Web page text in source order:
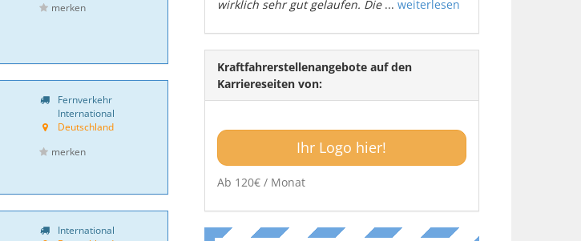
merken
Fernverkehr
International
Deutschland
merken
International
wirklich sehr gut gelaufen. Die... weiterlesen
Kraftfahrerstellenangebote auf den
Karriereseiten von:
Ihr Logo hier!
Ab 120€ / Monat